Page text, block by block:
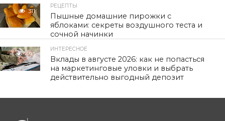
311
РЕЦЕПТЫ
Пышные домашние пирожки с
яблоками: секреты воздушного теста и
сочной начинки
493
ИНТЕРЕСНОЕ
Вклады в августе 2026: как не попасться
на маркетинговые уловки и выбрать
действительно выгодный депозит